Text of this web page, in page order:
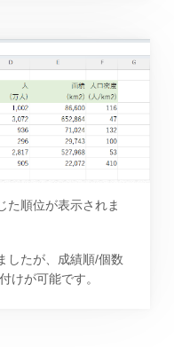
た順位が表示されま
したが、成績順/個数
けが可能です。